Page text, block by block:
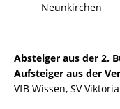
Neunkirchen
Absteiger aus der 2.
Aufsteiger aus der
VfB Wissen, SV